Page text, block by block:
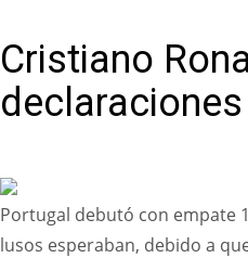
Cristiano
Portugal debutó con empate
lusos esperaban, debido a